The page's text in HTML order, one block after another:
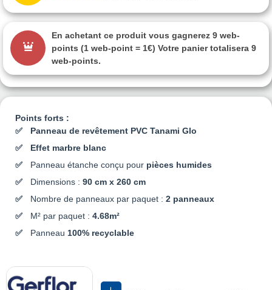
Points forts :
Panneau de revêtement PVC Tanami Glo
Effet marbre blanc
Panneau étanche conçu pour pièces humides
Dimensions : 90 cm x 260 cm
Nombre de panneaux par paquet : 2 panneaux
M² par paquet : 4.68m²
Panneau 100% recyclable
En achetant ce produit vous gagnerez 9 web-
points (1 web-point = 1€) Votre panier totalisera 9
web-points.